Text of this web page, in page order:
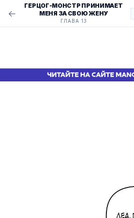
ГЕРЦОГ-МОНСТР ПРИНИМАЕТ
МЕНЯ ЗА СВОЮ ЖЕНУ
ГЛАВА 13